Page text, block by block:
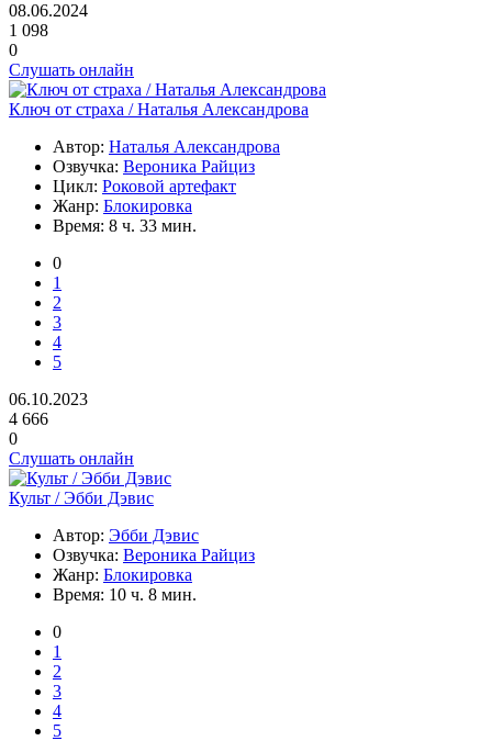
08.06.2024
1 098
0
Слушать онлайн
Ключ от страха / Наталья Александрова
Автор: Наталья Александрова
Озвучка: Вероника Райциз
Цикл: Роковой артефакт
Жанр: Блокировка
Время: 8 ч. 33 мин.
0
1
2
3
4
5
06.10.2023
4 666
0
Слушать онлайн
Культ / Эбби Дэвис
Автор: Эбби Дэвис
Озвучка: Вероника Райциз
Жанр: Блокировка
Время: 10 ч. 8 мин.
0
1
2
3
4
5